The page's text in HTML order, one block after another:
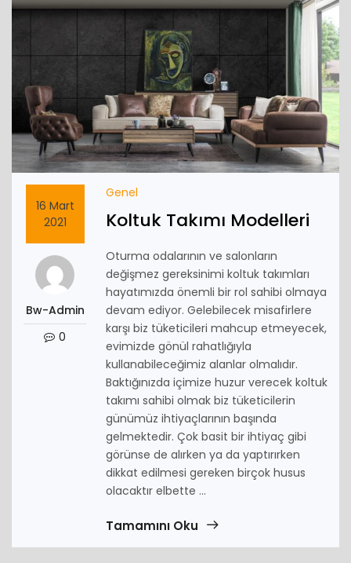
16 Mart
2021
Bw-Admin
0
Genel
Koltuk Takımı Modelleri
Oturma odalarının ve salonların
değişmez gereksinimi koltuk takımları
hayatımızda önemli bir rol sahibi olmaya
devam ediyor. Gelebilecek misafirlere
karşı biz tüketicileri mahcup etmeyecek,
evimizde gönül rahatlığıyla
kullanabileceğimiz alanlar olmalıdır.
Baktığınızda içimize huzur verecek koltuk
takımı sahibi olmak biz tüketicilerin
günümüz ihtiyaçlarının başında
gelmektedir. Çok basit bir ihtiyaç gibi
görünse de alırken ya da yaptırırken
dikkat edilmesi gereken birçok husus
olacaktır elbette ...
Tamamını Oku